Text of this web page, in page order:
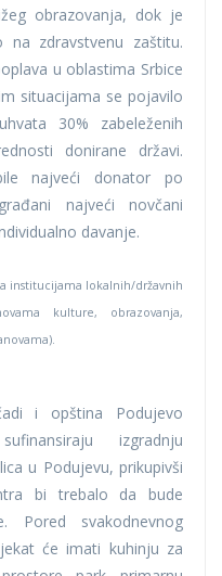
obrazovanja, dok je
na zdravstvenu zaštitu.
u oblastima Srbice
situacijama se pojavilo
30% zabeleženih
donirane državi.
najveći donator po
najveći novčani
davanje.
institucijama lokalnih/državnih
kulture, obrazovanja,
i opština Podujevo
izgradnju
u Podujevu, prikupivši
bi trebalo da bude
Pored svakodnevnog
će imati kuhinju za